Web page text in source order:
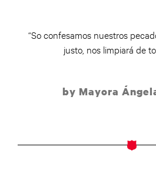
“So confesamos nuestros
justo, nos limpiará de
by Mayora